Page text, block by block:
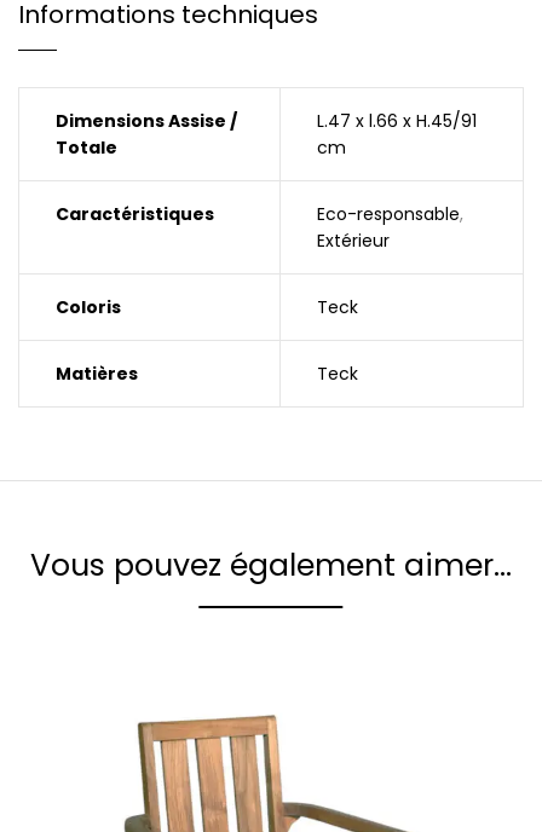
Informations techniques
Dimensions Assise /
Totale
L.47 x l.66 x H.45/91
cm
Caractéristiques Eco-responsable,
Extérieur
Coloris Teck
Matières Teck
Vous pouvez également aimer…